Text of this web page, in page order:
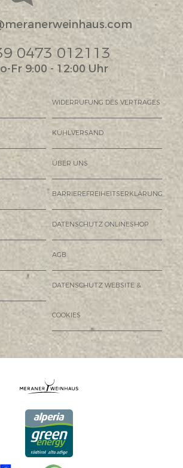
0473 012113
Fr 9:00 - 12:00 Uhr
WIDERRUFUNG DES VERTRAGES
KÜHLVERSAND
ÜBER UNS
BARRIEREFREIHEITSERKLÄRUNG
DATENSCHUTZ ONLINESHOP
AGB
DATENSCHUTZ WEBSITE &
COOKIES